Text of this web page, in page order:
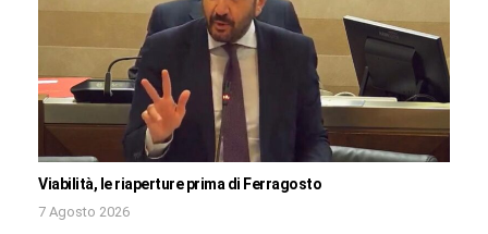
Viabilità, le riaperture prima di Ferragosto
7 Agosto 2026